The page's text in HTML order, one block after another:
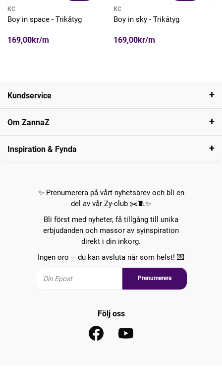
KC
Boy in space - Trikåtyg
169,00kr/m
KC
Boy in sky - Trikåtyg
169,00kr/m
Kundservice
Om ZannaZ
Inspiration & Fynda
✨ Prenumerera på vårt nyhetsbrev och bli en
del av vår Zy-club ✂️🧵✨
Bli först med nyheter, få tillgång till unika
erbjudanden och massor av syinspiration
direkt i din inkorg.
Ingen oro – du kan avsluta när som helst! 💌
Prenumerera
Följ oss